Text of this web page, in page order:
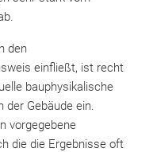
den
einfließt, ist recht
bauphysikalische
der Gebäude ein.
vorgegebene
die die Ergebnisse oft